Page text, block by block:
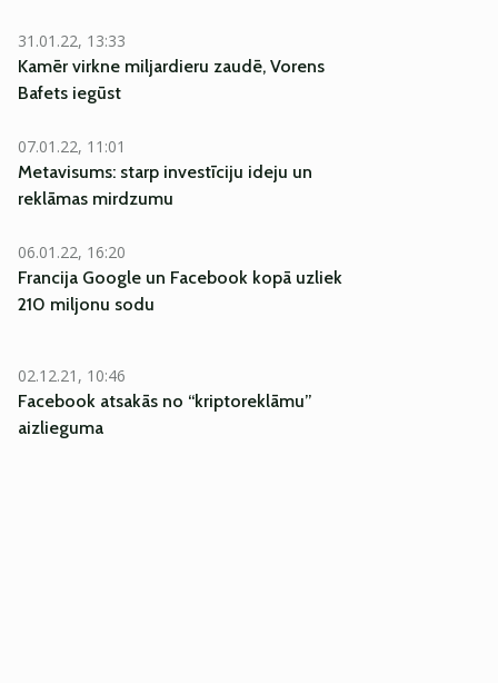
31.01.22, 13:33
Kamēr virkne miljardieru zaudē, Vorens
Bafets iegūst
07.01.22, 11:01
Metavisums: starp investīciju ideju un
reklāmas mirdzumu
06.01.22, 16:20
Francija Google un Facebook kopā uzliek
210 miljonu sodu
02.12.21, 10:46
Facebook atsakās no “kriptoreklāmu”
aizlieguma